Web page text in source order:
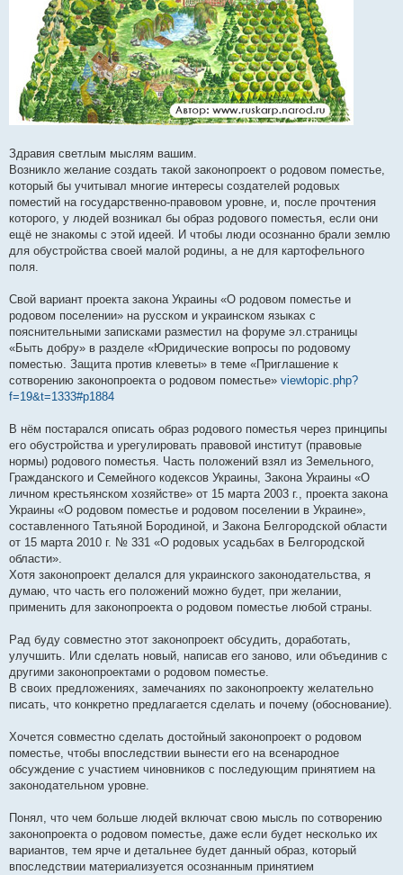
Здравия светлым мыслям вашим.
Возникло желание создать такой законопроект о родовом поместье,
который бы учитывал многие интересы создателей родовых
поместий на государственно-правовом уровне, и, после прочтения
которого, у людей возникал бы образ родового поместья, если они
ещё не знакомы с этой идеей. И чтобы люди осознанно брали землю
для обустройства своей малой родины, а не для картофельного
поля.
Свой вариант проекта закона Украины «О родовом поместье и
родовом поселении» на русском и украинском языках с
пояснительными записками разместил на форуме эл.страницы
«Быть добру» в разделе «Юридические вопросы по родовому
поместью. Защита против клеветы» в теме «Приглашение к
сотворению законопроекта о родовом поместье» viewtopic.php?
f=19&t=1333#p1884
В нём постарался описать образ родового поместья через принципы
его обустройства и урегулировать правовой институт (правовые
нормы) родового поместья. Часть положений взял из Земельного,
Гражданского и Семейного кодексов Украины, Закона Украины «О
личном крестьянском хозяйстве» от 15 марта 2003 г., проекта закона
Украины «О родовом поместье и родовом поселении в Украине»,
составленного Татьяной Бородиной, и Закона Белгородской области
от 15 марта 2010 г. № 331 «О родовых усадьбах в Белгородской
области».
Хотя законопроект делался для украинского законодательства, я
думаю, что часть его положений можно будет, при желании,
применить для законопроекта о родовом поместье любой страны.
Рад буду совместно этот законопроект обсудить, доработать,
улучшить. Или сделать новый, написав его заново, или объединив с
другими законопроектами о родовом поместье.
В своих предложениях, замечаниях по законопроекту желательно
писать, что конкретно предлагается сделать и почему (обоснование).
Хочется совместно сделать достойный законопроект о родовом
поместье, чтобы впоследствии вынести его на всенародное
обсуждение с участием чиновников с последующим принятием на
законодательном уровне.
Понял, что чем больше людей включат свою мысль по сотворению
законопроекта о родовом поместье, даже если будет несколько их
вариантов, тем ярче и детальнее будет данный образ, который
впоследствии материализуется осознанным принятием